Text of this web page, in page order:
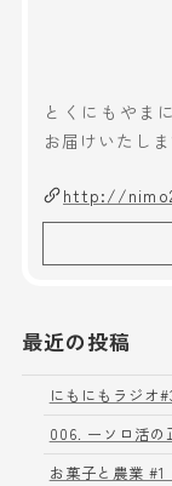
とくにもやま
お届けいたしま
http://
最近の投稿
にもにもラジオ
006. ーソロ活の
お菓子と農業 #1